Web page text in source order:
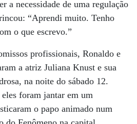
a necessidade de uma regulação
“Aprendi muito. Tenho
o que escrevo.”
profissionais, Ronaldo e
a atriz Juliana Knust e sua
na noite do sábado 12.
foram jantar em um
o papo animado num